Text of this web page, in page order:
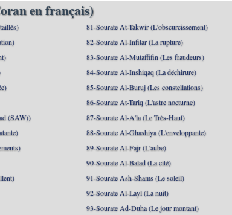
en français)
(SAW))
81-Sourate At-Takwir (L'obscurcissement)
82-Sourate Al-Infitar (La rupture)
83-Sourate Al-Mutaffifin (Les fraudeurs)
84-Sourate Al-Inshiqaq (La déchirure)
85-Sourate Al-Buruj (Les constellations)
86-Sourate At-Tariq (L'astre nocturne)
87-Sourate Al-A'la (Le Très-Haut)
88-Sourate Al-Ghashiya (L'enveloppante)
89-Sourate Al-Fajr (L'aube)
90-Sourate Al-Balad (La cité)
91-Sourate Ash-Shams (Le soleil)
92-Sourate Al-Layl (La nuit)
93-Sourate Ad-Duha (Le jour montant)